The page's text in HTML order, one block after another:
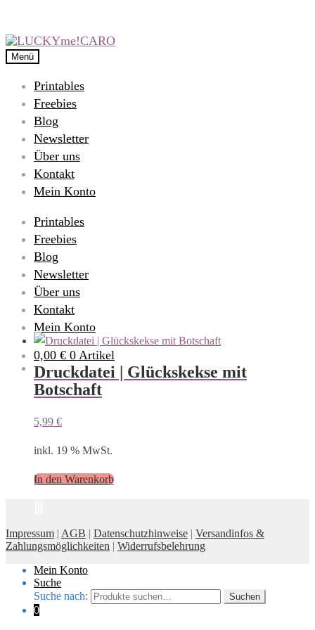
Menü
Printables
Freebies
Blog
Newsletter
Über uns
Kontakt
Mein Konto
Printables
Freebies
Blog
Newsletter
Über uns
Kontakt
Mein Konto
0,00 € 0 Artikel
Druckdatei | Glückskekse mit
Botschaft
5,99 €
inkl. 19 % MwSt.
In den Warenkorb
Impressum | AGB | Datenschutzhinweise | Versandinfos &
Zahlungsmöglichkeiten | Widerrufsbelehrung
Mein Konto
Suche
Suche nach:
Suchen
0